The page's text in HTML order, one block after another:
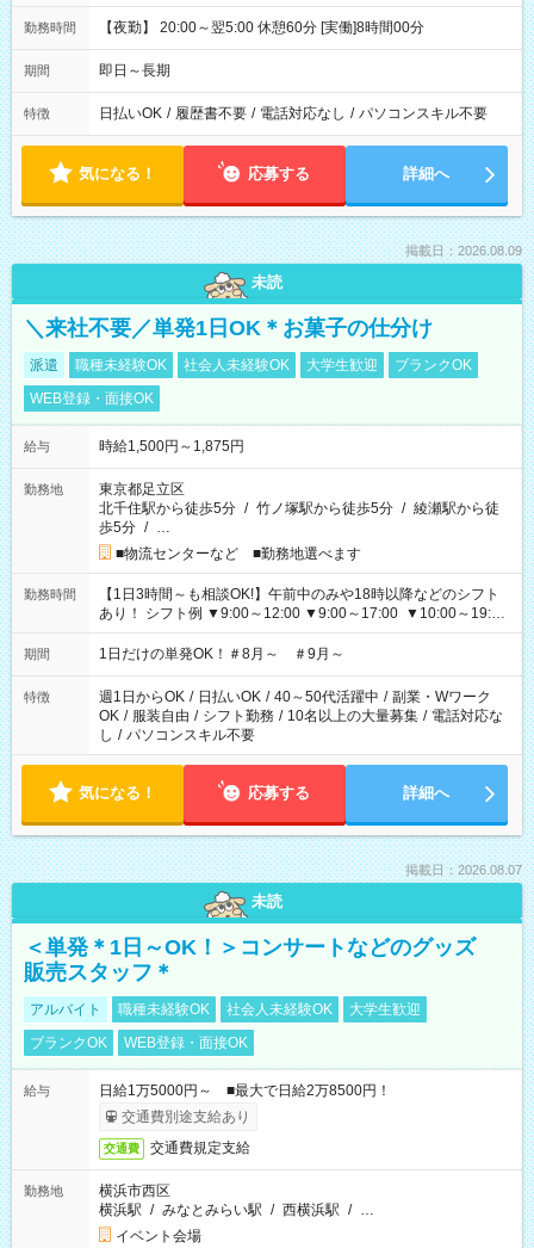
勤務時間 【夜勤】 20:00～翌5:00 休憩60分 [実働]8時間00分
期間 即日～長期
特徴 日払いOK / 履歴書不要 / 電話対応なし / パソコンスキル不要
気になる！ 応募する 詳細へ
掲載日：2026.08.09
未読
＼来社不要／単発1日OK＊お菓子の仕分け
派遣 職種未経験OK 社会人未経験OK 大学生歓迎
ブランクOK
WEB登録・面接OK
給与 時給1,500円～1,875円
勤務地
東京都足立区
北千住駅から徒歩5分 / 竹ノ塚駅から徒歩5分 / 綾瀬駅から徒
歩5分 / …
■物流センターなど ■勤務地選べます
勤務時間
【1日3時間～も相談OK!】午前中のみや18時以降などのシフト
あり！ シフト例 ▼9:00～12:00 ▼9:00～17:00 ▼10:00～19:00
▼18:00～21:00
期間 1日だけの単発OK！＃8月～ ＃9月～
特徴 週1日からOK / 日払いOK / 40～50代活躍中 / 副業・Wワーク
OK / 服装自由 / シフト勤務 / 10名以上の大量募集 / 電話対応な
し / パソコンスキル不要
気になる！ 応募する 詳細へ
掲載日：2026.08.07
未読
＜単発＊1日～OK！＞コンサートなどのグッズ
販売スタッフ＊
アルバイト 職種未経験OK 社会人未経験OK
大学生歓迎
ブランクOK
WEB登録・面接OK
給与
日給1万5000円～ ■最大で日給2万8500円！
交通費別途支給あり
交通費 交通費規定支給
勤務地
横浜市西区
横浜駅 / みなとみらい駅 / 西横浜駅 / …
イベント会場